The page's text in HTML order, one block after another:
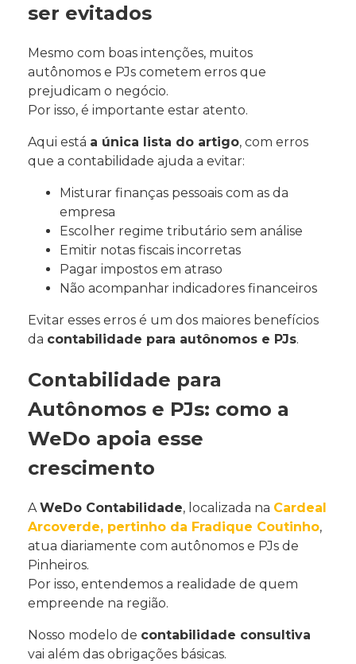
ser evitados
Mesmo com boas intenções, muitos
autônomos e PJs cometem erros que
prejudicam o negócio.
Por isso, é importante estar atento.
Aqui está a única lista do artigo, com erros
que a contabilidade ajuda a evitar:
Misturar finanças pessoais com as da
empresa
Escolher regime tributário sem análise
Emitir notas fiscais incorretas
Pagar impostos em atraso
Não acompanhar indicadores financeiros
Evitar esses erros é um dos maiores benefícios
da contabilidade para autônomos e PJs.
Contabilidade para
Autônomos e PJs: como a
WeDo apoia esse
crescimento
A WeDo Contabilidade, localizada na Cardeal
Arcoverde, pertinho da Fradique Coutinho,
atua diariamente com autônomos e PJs de
Pinheiros.
Por isso, entendemos a realidade de quem
empreende na região.
Nosso modelo de contabilidade consultiva
vai além das obrigações básicas.